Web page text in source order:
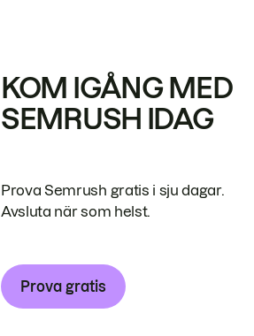
KOM IGÅNG MED
SEMRUSH IDAG
Prova Semrush gratis i sju dagar.
Avsluta när som helst.
Prova gratis